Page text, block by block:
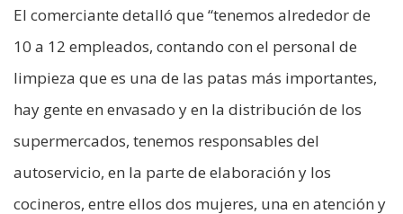
El comerciante detalló que “tenemos alrededor de
10 a 12 empleados, contando con el personal de
limpieza que es una de las patas más importantes,
hay gente en envasado y en la distribución de los
supermercados, tenemos responsables del
autoservicio, en la parte de elaboración y los
cocineros, entre ellos dos mujeres, una en atención y